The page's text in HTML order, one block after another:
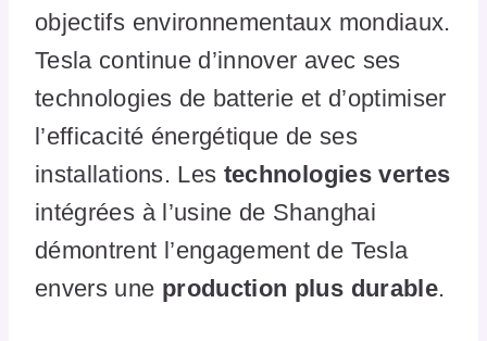
objectifs environnementaux mondiaux.
Tesla continue d’innover avec ses
technologies de batterie et d’optimiser
l’efficacité énergétique de ses
installations. Les technologies vertes
intégrées à l’usine de Shanghai
démontrent l’engagement de Tesla
envers une production plus durable.